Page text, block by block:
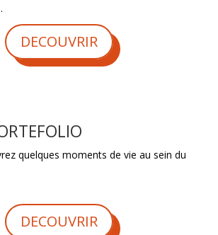
DECOUVRIR
quelques moments de vie au sein du
DECOUVRIR